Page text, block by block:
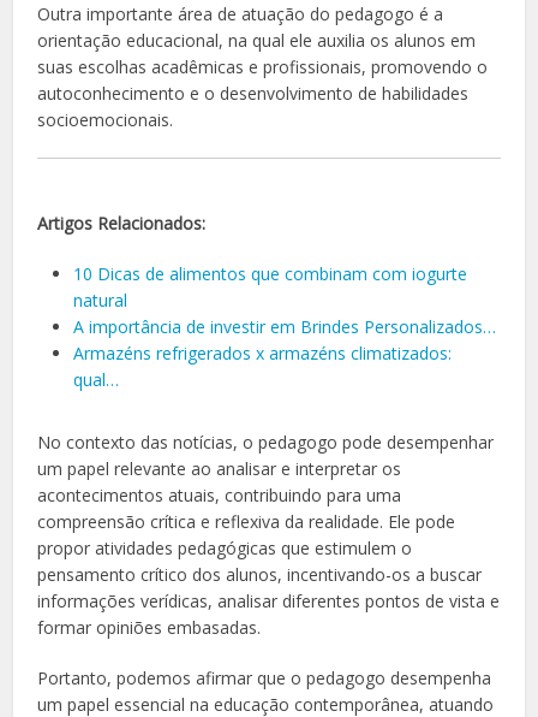
Outra importante área de atuação do pedagogo é a
orientação educacional, na qual ele auxilia os alunos em
suas escolhas acadêmicas e profissionais, promovendo o
autoconhecimento e o desenvolvimento de habilidades
socioemocionais.
Artigos Relacionados:
10 Dicas de alimentos que combinam com iogurte
natural
A importância de investir em Brindes Personalizados…
Armazéns refrigerados x armazéns climatizados:
qual…
No contexto das notícias, o pedagogo pode desempenhar
um papel relevante ao analisar e interpretar os
acontecimentos atuais, contribuindo para uma
compreensão crítica e reflexiva da realidade. Ele pode
propor atividades pedagógicas que estimulem o
pensamento crítico dos alunos, incentivando-os a buscar
informações verídicas, analisar diferentes pontos de vista e
formar opiniões embasadas.
Portanto, podemos afirmar que o pedagogo desempenha
um papel essencial na educação contemporânea, atuando